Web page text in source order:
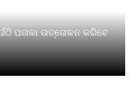
ପତାକା ଉତ୍ତୋଳନ କରିବେ